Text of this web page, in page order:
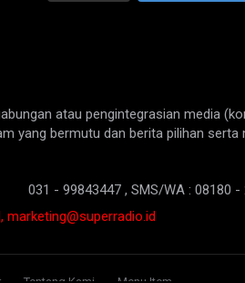
atau pengintegrasian media
yang bermutu dan berita pilihan serta
031 - 99843447 , SMS/WA : 08180
marketing@superradio.id